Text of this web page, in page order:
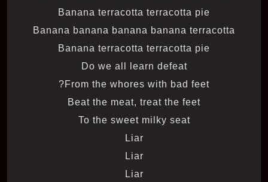
Banana terracotta terracotta pie
Banana banana banana banana terracotta
Banana terracotta terracotta pie
Do we all learn defeat
From the whores with bad feet?
Beat the meat, treat the feet
To the sweet milky seat
Liar
Liar
Liar